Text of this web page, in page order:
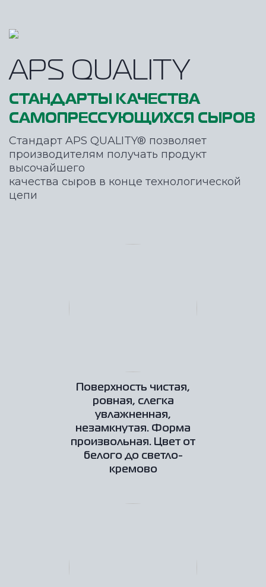
APS QUALITY
СТАНДАРТЫ КАЧЕСТВА
САМОПРЕССУЮЩИХСЯ СЫРОВ
Стандарт APS QUALITY® позволяет
производителям получать продукт
высочайшего
качества сыров в конце технологической
цепи
Поверхность чистая,
ровная, слегка
увлажненная,
незамкнутая. Форма
произвольная. Цвет от
белого до светло-
кремово